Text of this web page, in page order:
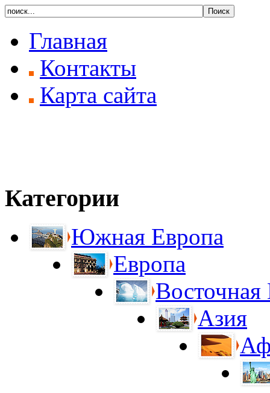
Главная
Контакты
Карта сайта
Категории
Южная Европа
Европа
Восточная
Азия